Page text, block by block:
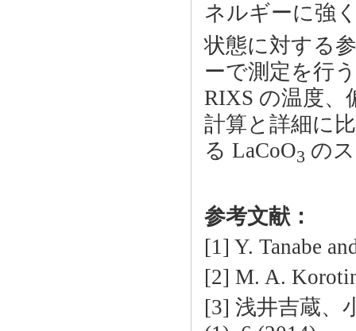
ネルギーに強
状態に対する
ーで測定を行
RIXS の温度、
計算と詳細に
る LaCoO3 の
参考文献：
[1] Y. Tanabe
[2] M. A.
[3] 浅井吉蔵、